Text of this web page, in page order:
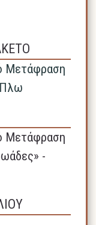
Μετάφραση
Πλω
Μετάφραση
-